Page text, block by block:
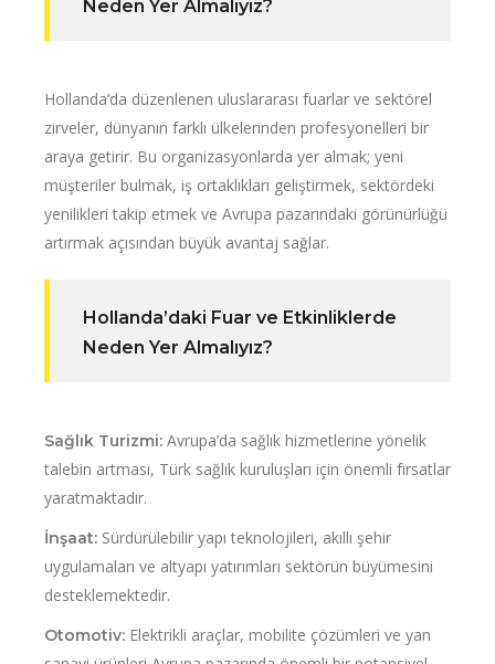
Neden Yer Almalıyız?
Hollanda’da düzenlenen uluslararası fuarlar ve sektörel
zirveler, dünyanın farklı ülkelerinden profesyonelleri bir
araya getirir. Bu organizasyonlarda yer almak; yeni
müşteriler bulmak, iş ortaklıkları geliştirmek, sektördeki
yenilikleri takip etmek ve Avrupa pazarındaki görünürlüğü
artırmak açısından büyük avantaj sağlar.
Hollanda’daki Fuar ve Etkinliklerde
Neden Yer Almalıyız?
Sağlık Turizmi: Avrupa’da sağlık hizmetlerine yönelik
talebin artması, Türk sağlık kuruluşları için önemli fırsatlar
yaratmaktadır.
İnşaat: Sürdürülebilir yapı teknolojileri, akıllı şehir
uygulamaları ve altyapı yatırımları sektörün büyümesini
desteklemektedir.
Otomotiv: Elektrikli araçlar, mobilite çözümleri ve yan